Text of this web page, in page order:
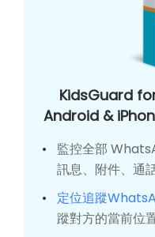
KidsGuard
Android &
監控全部
訊息、附件、通
定位追蹤
蹤對方的當前位